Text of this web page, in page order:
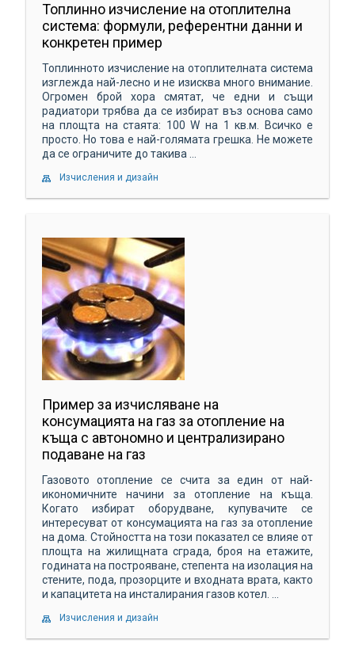
Топлинно изчисление на отоплителна
система: формули, референтни данни и
конкретен пример
Топлинното изчисление на отоплителната система
изглежда най-лесно и не изисква много внимание.
Огромен брой хора смятат, че едни и същи
радиатори трябва да се избират въз основа само
на площта на стаята: 100 W на 1 кв.м. Всичко е
просто. Но това е най-голямата грешка. Не можете
да се ограничите до такива ...
Изчисления и дизайн
Пример за изчисляване на
консумацията на газ за отопление на
къща с автономно и централизирано
подаване на газ
Газовото отопление се счита за един от най-
икономичните начини за отопление на къща.
Когато избират оборудване, купувачите се
интересуват от консумацията на газ за отопление
на дома. Стойността на този показател се влияе от
площта на жилищната сграда, броя на етажите,
годината на построяване, степента на изолация на
стените, пода, прозорците и входната врата, както
и капацитета на инсталирания газов котел. ...
Изчисления и дизайн